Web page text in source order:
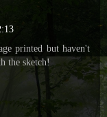
printed but haven't
the sketch!